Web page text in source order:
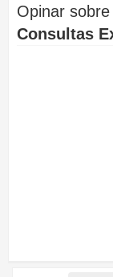
Opinar sobre
Consultas